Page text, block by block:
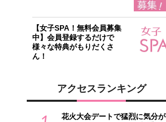
【女子SPA！無料会員募集
中】会員登録するだけで
様々な特典がもりだくさ
ん！
アクセスランキング
花火大会デートで猛烈に気分が